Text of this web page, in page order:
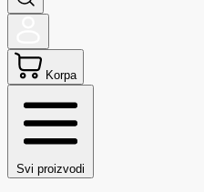
Korpa
Svi proizvodi